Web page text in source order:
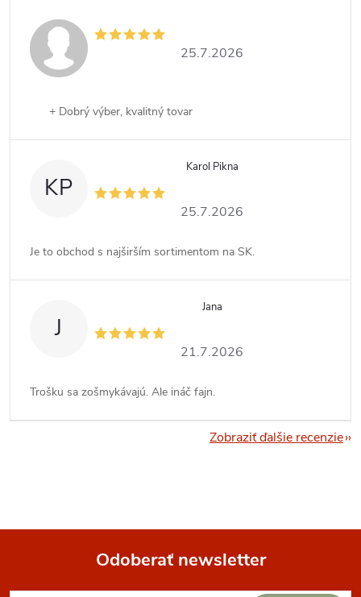
25.7.2026
+ Dobrý výber, kvalitný tovar
KP
Karol Pikna
25.7.2026
Je to obchod s najširším sortimentom na SK.
J
Jana
21.7.2026
Trošku sa zošmykávajú. Ale ináč fajn.
Zobraziť ďalšie recenzie
Odoberať newsletter